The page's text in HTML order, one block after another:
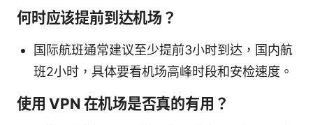
何时应该提前到达机场？
国际航班通常建议至少提前3小时到达，国内航
班2小时，具体要看机场高峰时段和安检速度。
使用 VPN 在机场是否真的有用？